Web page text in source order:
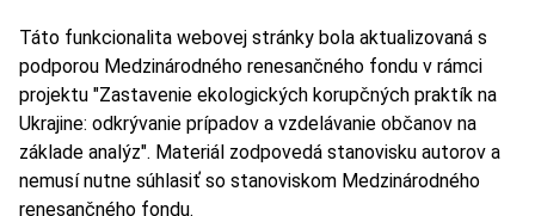
Táto funkcionalita webovej stránky bola aktualizovaná s
podporou Medzinárodného renesančného fondu v rámci
projektu "Zastavenie ekologických korupčných praktík na
Ukrajine: odkrývanie prípadov a vzdelávanie občanov na
základe analýz". Materiál zodpovedá stanovisku autorov a
nemusí nutne súhlasiť so stanoviskom Medzinárodného
renesančného fondu.